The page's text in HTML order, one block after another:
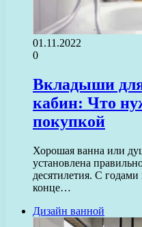
01.11.2022
0
Вкладыши
кабин: Что
покупкой
Хорошая ванна или
установлена
десятилетия. С
конце…
Дизайн ванной